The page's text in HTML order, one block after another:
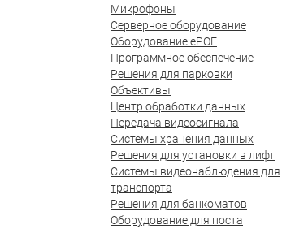
Микрофоны
Серверное оборудование
Оборудование ePOE
Программное обеспечение
Решения для парковки
Объективы
Центр обработки данных
Передача видеосигнала
Системы хранения данных
Решения для установки в лифт
Системы видеонаблюдения для
транспорта
Решения для банкоматов
Оборудование для поста